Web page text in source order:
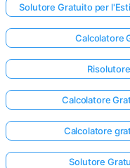
Solutore Gratuito per
Calcolatore
Calcolatore
Calcolatore
Solutore